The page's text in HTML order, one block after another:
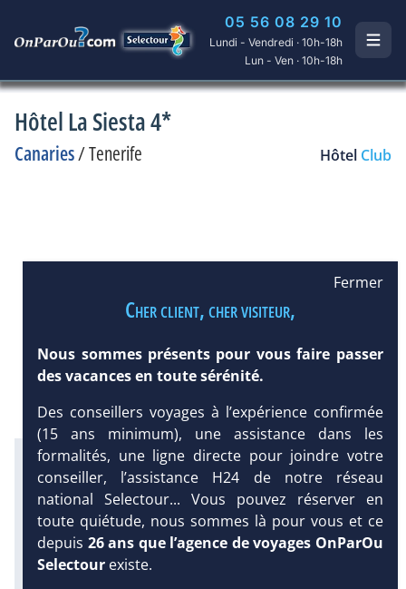
05 56 08 29 10
Lundi - Vendredi · 10h-18h
Lun - Ven · 10h-18h
Hôtel La Siesta 4*
Canaries/Tenerife Hôtel Club
Infos météo :
27 °C
1 mm
22 °C
Infos plages :
Dist.Distance:
250 m
Long. Longueur:
900 m
Équipement :
Fermer
Cher client, cher visiteur,
Nous sommes présents pour vous faire passer
des vacances en toute sérénité.
Des conseillers voyages à l’expérience confirmée
(15 ans minimum), une assistance dans les
formalités, une ligne directe pour joindre votre
conseiller, l’assistance H24 de notre réseau
national Selectour... Vous pouvez réserver en
toute quiétude, nous sommes là pour vous et ce
depuis 26 ans que l’agence de voyages OnParOu
Selectour existe.